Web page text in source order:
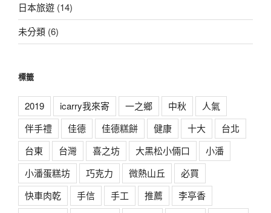
日本旅遊 (14)
未分類 (6)
標籤
2019 icarry我來寄 一之鄉 中秋
人氣
伴手禮
佳德 佳德糕餅 健康 十大
台北
台東
台灣 喜之坊 大黑松小倆口
小潘
小潘蛋糕坊
巧克力 微熱山丘
必買
快車肉乾
手信 手工 推薦
李亭香